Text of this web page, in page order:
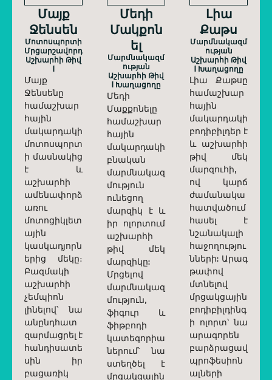
Մայք
Ջենսեն
Մոտոսպորտի
Մրցարշավորդ
Աշխարհի Թիվ
1
Մայք
Ջենսենը
համաշխար
հային
մակարդակի
մոտոսպորտ
ի մասնակից
է և
աշխարհի
ամենափորձ
առու
մոտոցիկլետ
ային
կասկադյորն
երից մեկը։
Բազմակի
աշխարհի
չեմպիոն
լինելով՝ նա
անընդհատ
զարմացրել է
հանդիսատե
սին իր
բացառիկ
Մեդի
Մակքոն
Ել
Մարմնակազմ
Ության
Աշխարհի Թիվ
1 Խաղացողը
Մեդի
Մաքքոնելը
համաշխար
հային
մակարդակի
բնական
մարմնակազ
մություն
ունեցող
մարզիկ է և
իր ոլորտում
աշխարհի
թիվ մեկ
մարզիկը:
Մրցելով
մարմնակազ
մություն,
ֆիգուր և
ֆիթբոդի
կատեգորիա
ներում՝ նա
ստեղծել է
մրցակցային
Լիա
Քաթս
Մարմնակազմ
Ության
Աշխարհի Թիվ
1 Խաղացողը
Լիա Քաթսը
համաշխար
հային
մակարդակի
բոդիբիլդեր է
և աշխարհի
թիվ մեկ
մարզուհի,
ով կարճ
ժամանակա
հատվածում
հասել է
նշանակալի
հաջողությու
նների: Արագ
թափով
մտնելով
մրցակցային
բոդիբիլդինգ
ի ոլորտ՝ նա
արագորեն
բարձրացավ
պրոֆեսիոն
ալների